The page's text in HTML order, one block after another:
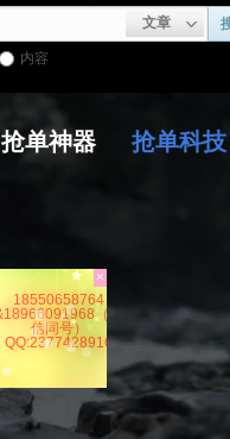
文章
内容
抢单神器 抢单科技
&18966091968（微
信同号）
QQ:2377428916